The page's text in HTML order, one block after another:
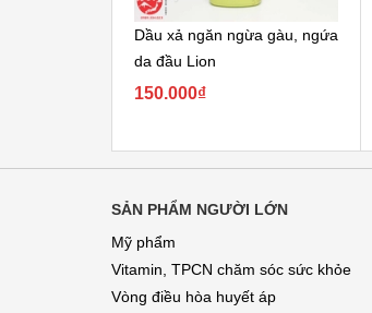
Dầu xả ngăn ngừa gàu, ngứa
da đầu Lion
150.000₫
SẢN PHẨM NGƯỜI LỚN
Mỹ phẩm
Vitamin, TPCN chăm sóc sức khỏe
Vòng điều hòa huyết áp